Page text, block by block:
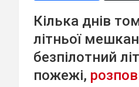
Кілька днів
літньої
безпілотний
пожежі,